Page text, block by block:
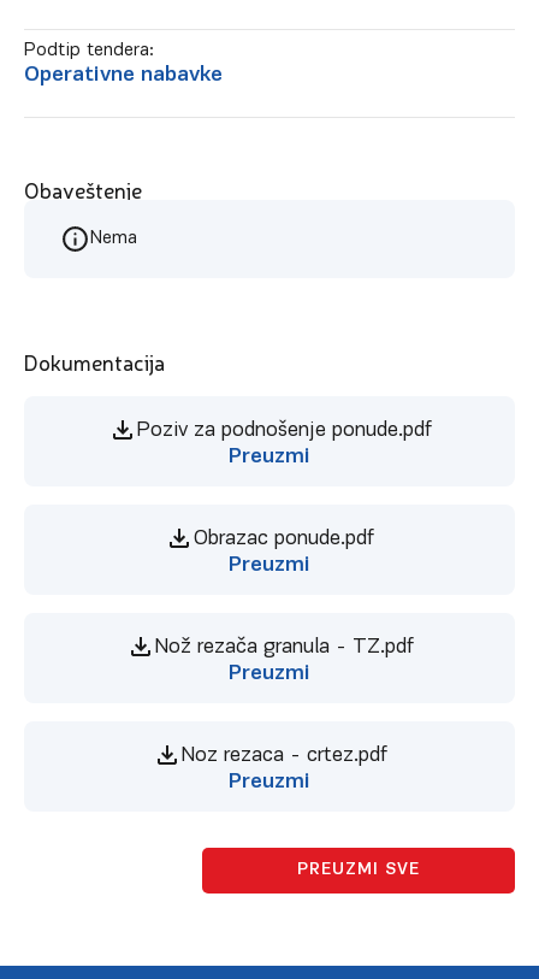
Podtip tendera:
Operativne nabavke
Obaveštenje
Nema
Dokumentacija
Poziv za podnošenje ponude.pdf
Preuzmi
Obrazac ponude.pdf
Preuzmi
Nož rezača granula - TZ.pdf
Preuzmi
Noz rezaca - crtez.pdf
Preuzmi
PREUZMI SVE